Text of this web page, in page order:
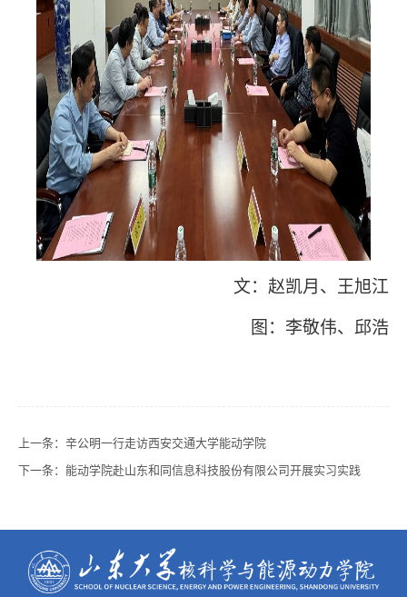
文：赵凯月、王旭江
图：李敬伟、邱浩
上一条： 辛公明一行走访西安交通大学能动学院
下一条： 能动学院赴山东和同信息科技股份有限公司开展实习实践